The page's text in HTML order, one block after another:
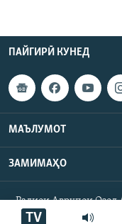
TV
ПАЙГИРӢ КУНЕД
МАЪЛУМОТ
ЗАМИМАҲО
Радиои Аврупои Озод
Ҳамаи ҳуқуқ маҳфуз